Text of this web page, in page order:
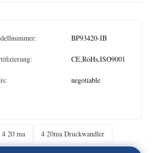
BP93420-IB
CE,RoHs,ISO9001
negotiable
4 20 ma 4 20ma Druckwandler